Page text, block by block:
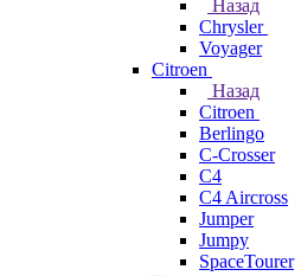
Назад
Chrysler
Voyager
Citroen
Назад
Citroen
Berlingo
C-Crosser
C4
C4 Aircross
Jumper
Jumpy
SpaceTourer